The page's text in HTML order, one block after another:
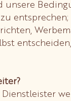
entsprechen;